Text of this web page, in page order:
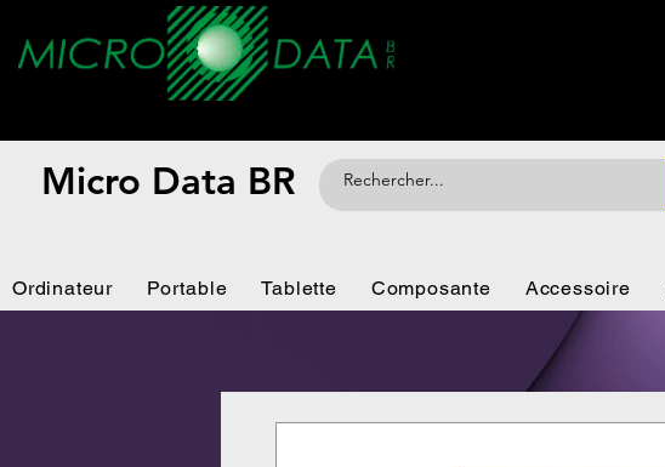
Micro Data BR
Ordinateur Portable Tablette Composante Accessoire